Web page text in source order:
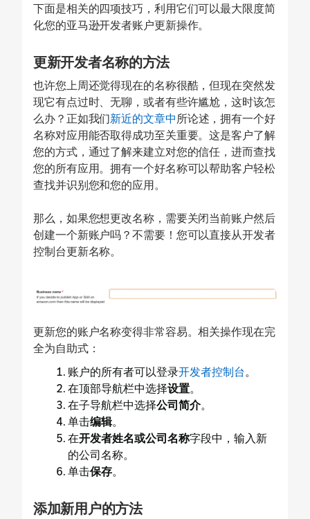
下面是相关的四项技巧，利用它们可以最大限度简
化您的亚马逊开发者账户更新操作。
更新开发者名称的方法
也许您上周还觉得现在的名称很酷，但现在突然发
现它有点过时、无聊，或者有些许尴尬，这时该怎
么办？正如我们新近的文章中 所论述，拥有一个好
名称对应用能否取得成功至关重要。这是客户了解
您的方式，通过了解来建立对您的信任，进而查找
您的所有应用。拥有一个好名称可以帮助客户轻松
查找并识别您和您的应用。
那么，如果您想更改名称，需要关闭当前账户然后
创建一个新账户吗？不需要！您可以直接从开发者
控制台更新名称。
更新您的账户名称变得非常容易。相关操作现在完
全为自助式：
账户的所有者可以登录开发者控制台。
在顶部导航栏中选择设置。
在子导航栏中选择公司简介。
单击编辑。
在开发者姓名或公司名称字段中，输入新
的公司名称。
单击保存。​
添加新用户的方法